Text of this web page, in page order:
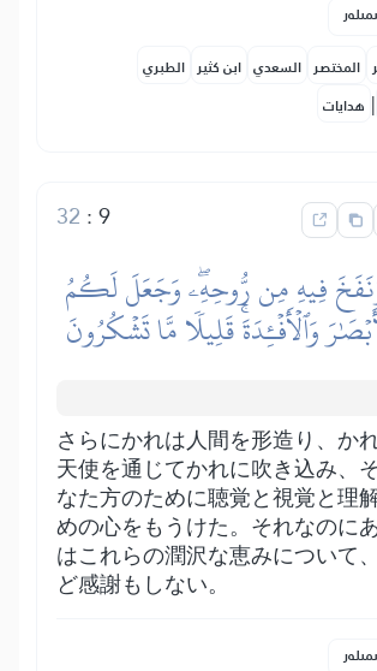
المختصر السعدي ابن كثير الطبري
| هدايات
9
:
32
فِيهِ مِن رُّوحِهِۦۖ وَجَعَلَ لَكُمُ
وَٱلۡأَفۡـِٔدَةَۚ قَلِيلٗا مَّا تَشۡكُرُونَ
さらにかれは人間を形造り、か
天使を通じてかれに吹き込み、
なた方のために聴覚と視覚と理
めの心をもうけた。それなのに
はこれらの潤沢な恵みについて
ど感謝もしない。